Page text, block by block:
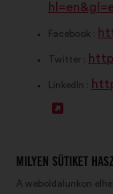
Facebook :
Twitter :
LinkedIn :
l
a
MILYEN SÜTIKET
A weboldalunkon